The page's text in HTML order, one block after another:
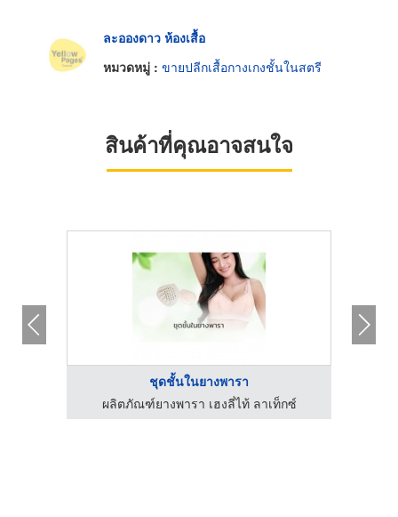
ละอองดาว ห้องเสื้อ
หมวดหมู่ : ขายปลีกเสื้อกางเกงชั้นในสตรี
สินค้าที่คุณอาจสนใจ
ชุดชั้นในยางพารา
ผลิตภัณฑ์ยางพารา เฮงลี่ไท้ ลาเท็กซ์